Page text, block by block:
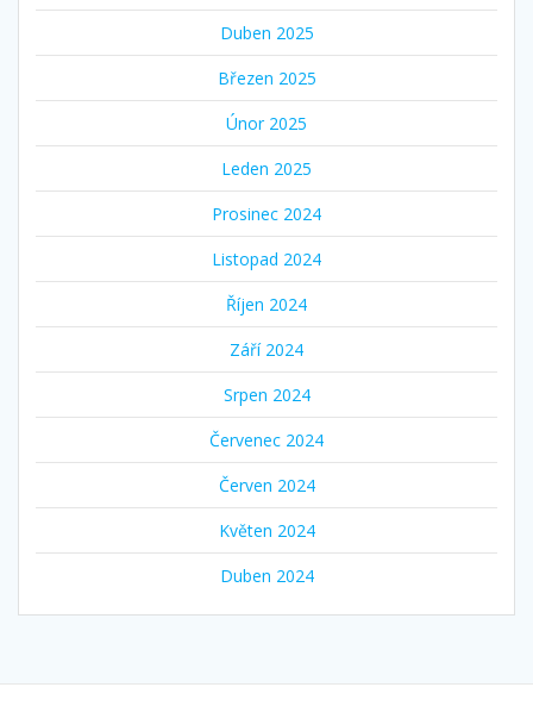
Duben 2025
Březen 2025
Únor 2025
Leden 2025
Prosinec 2024
Listopad 2024
Říjen 2024
Září 2024
Srpen 2024
Červenec 2024
Červen 2024
Květen 2024
Duben 2024